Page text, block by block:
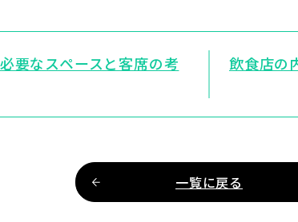
要なスペースと客席の考
飲食店の
一覧に戻る